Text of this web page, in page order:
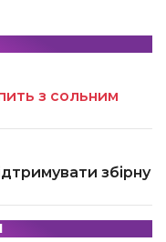
з сольним
збірну